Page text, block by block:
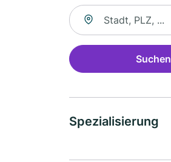
Suche nach Ort
Suchen
Spezialisierung